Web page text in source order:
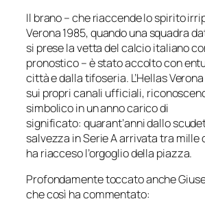
Il brano – che riaccende lo spirito
Verona 1985, quando una squadra
si prese la vetta del calcio italiano
pronostico – è stato accolto con
città e dalla tifoseria. L’Hellas Verona
sui propri canali ufficiali,
simbolico in un anno carico di
significato: quarant’anni dallo
salvezza in Serie A arrivata tra
ha riacceso l’orgoglio della piazza.
Profondamente toccato anche
che così ha commentato: